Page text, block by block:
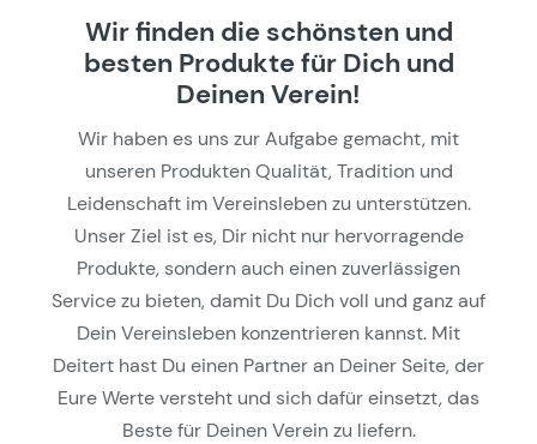
Wir finden die schönsten und
besten Produkte für Dich und
Deinen Verein!
Wir haben es uns zur Aufgabe gemacht, mit
unseren Produkten Qualität, Tradition und
Leidenschaft im Vereinsleben zu unterstützen.
Unser Ziel ist es, Dir nicht nur hervorragende
Produkte, sondern auch einen zuverlässigen
Service zu bieten, damit Du Dich voll und ganz auf
Dein Vereinsleben konzentrieren kannst. Mit
Deitert hast Du einen Partner an Deiner Seite, der
Eure Werte versteht und sich dafür einsetzt, das
Beste für Deinen Verein zu liefern.